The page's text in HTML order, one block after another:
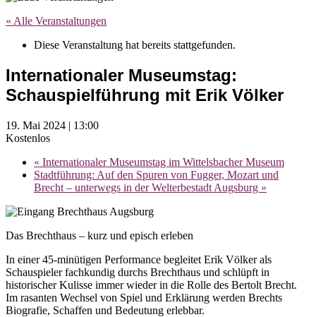
« Alle Veranstaltungen
Diese Veranstaltung hat bereits stattgefunden.
Internationaler Museumstag:
Schauspielführung mit Erik Völker
19. Mai 2024 | 13:00
Kostenlos
« Internationaler Museumstag im Wittelsbacher Museum
Stadtführung: Auf den Spuren von Fugger, Mozart und
Brecht – unterwegs in der Welterbestadt Augsburg »
Das Brechthaus – kurz und episch erleben
In einer 45-minütigen Performance begleitet Erik Völker als
Schauspieler fachkundig durchs Brechthaus und schlüpft in
historischer Kulisse immer wieder in die Rolle des Bertolt Brecht.
Im rasanten Wechsel von Spiel und Erklärung werden Brechts
Biografie, Schaffen und Bedeutung erlebbar.